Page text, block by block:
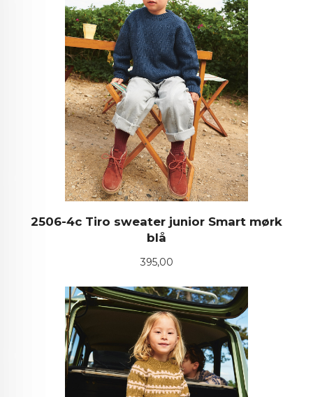
2506-4c Tiro sweater junior Smart mørk
blå
Pris
395,00